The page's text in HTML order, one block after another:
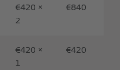
€420 ×
2
€840
€420 ×
1
€420